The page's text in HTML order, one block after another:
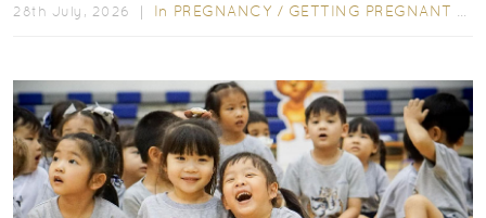
28th July, 2026 ｜ In PREGNANCY / GETTING PREGNANT